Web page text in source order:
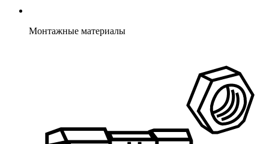
Монтажные материалы